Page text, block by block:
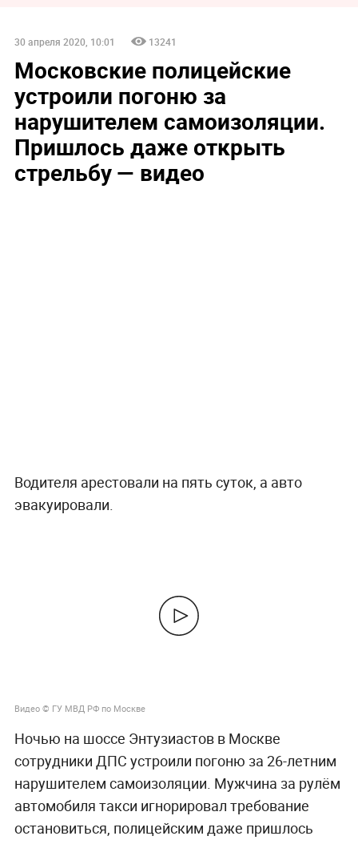
30 апреля 2020, 10:01 13241
Московские полицейские
устроили погоню за
нарушителем самоизоляции.
Пришлось даже открыть
стрельбу — видео
Водителя арестовали на пять суток, а авто
эвакуировали.
Видео © ГУ МВД РФ по Москве
Ночью на шоссе Энтузиастов в Москве
сотрудники ДПС устроили погоню за 26-летним
нарушителем самоизоляции. Мужчина за рулём
автомобиля такси игнорировал требование
остановиться, полицейским даже пришлось